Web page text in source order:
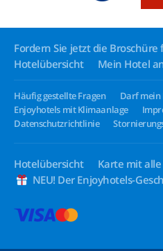
Fordern Sie jetzt die Broschüre
Hotelübersicht
Mein Hotel
Häufig gestellte Fragen
Darf
Enjoyhotels mit Klimaanlage
Datenschutzrichtlinie
Hotelübersicht Karte mit
NEU! Der Enjoyhotels-